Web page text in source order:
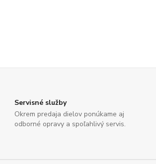
Servisné služby
Okrem predaja dielov ponúkame aj
odborné opravy a spoľahlivý servis.